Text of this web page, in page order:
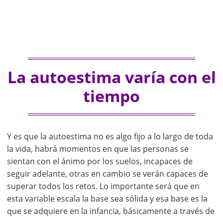
La autoestima varía con el
tiempo
Y es que la autoestima no es algo fijo a lo largo de toda
la vida, habrá momentos en que las personas se
sientan con el ánimo por los suelos, incapaces de
seguir adelante, otras en cambio se verán capaces de
superar todos los retos. Lo importante será que en
esta variable escala la base sea sólida y esa base es la
que se adquiere en la infancia, básicamente a través de